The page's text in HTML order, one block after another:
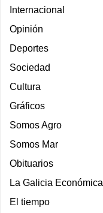
Internacional
Opinión
Deportes
Sociedad
Cultura
Gráficos
Somos Agro
Somos Mar
Obituarios
La Galicia Económica
El tiempo